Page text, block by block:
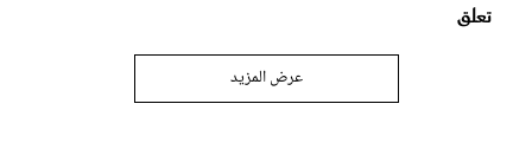
تعلق
عرض المزيد